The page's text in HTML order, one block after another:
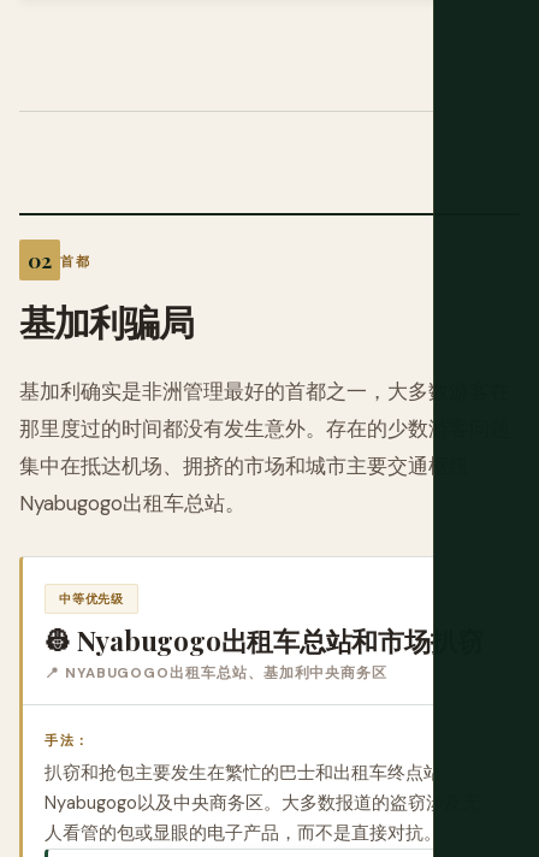
首都
基加利骗局
基加利确实是非洲管理最好的首都之一，大多数游客在
那里度过的时间都没有发生意外。存在的少数游客问题
集中在抵达机场、拥挤的市场和城市主要交通枢纽
Nyabugogo出租车总站。
中等优先级
👷 Nyabugogo出租车总站和市场扒窃
📍 NYABUGOGO出租车总站、基加利中央商务区
手法：
扒窃和抢包主要发生在繁忙的巴士和出租车终点站
Nyabugogo以及中央商务区。大多数报道的盗窃涉及无
人看管的包或显眼的电子产品，而不是直接对抗。